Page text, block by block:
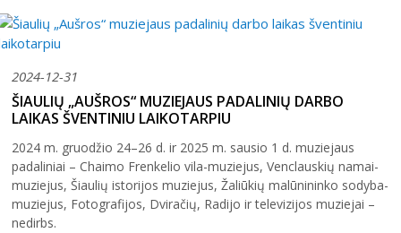
17
18 19 20 21 22
31
2024-12-31
ŠIAULIŲ „AUŠROS“ MUZIEJAUS PADALINIŲ DARBO
LAIKAS ŠVENTINIU LAIKOTARPIU
2024 m. gruodžio 24–26 d. ir 2025 m. sausio 1 d. muziejaus
padaliniai – Chaimo Frenkelio vila-muziejus, Venclauskių namai-
muziejus, Šiaulių istorijos muziejus, Žaliūkių malūnininko sodyba-
muziejus, Fotografijos, Dviračių, Radijo ir televizijos muziejai –
nedirbs.